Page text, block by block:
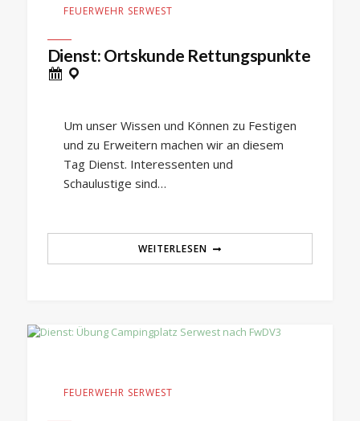
FEUERWEHR SERWEST
Dienst: Ortskunde Rettungspunkte
Um unser Wissen und Können zu Festigen
und zu Erweitern machen wir an diesem
Tag Dienst. Interessenten und
Schaulustige sind…
WEITERLESEN
FEUERWEHR SERWEST